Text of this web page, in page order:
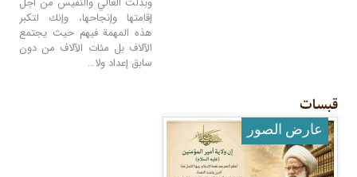
إقامتها وإنجاحها، وإنك لتكبر
هذه المهمة فيهم حيث يجتمع
الآلاف بل مئات الآلاف من دون
سابق إعداد ولا…
قبسات
عارض الصور